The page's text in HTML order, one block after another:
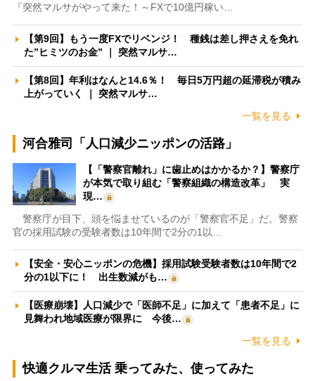
『突然マルサがやって来た！～FXで10億円稼い…
【第9回】もう一度FXでリベンジ！ 種銭は差し押さえを免れ
た”ヒミツのお金” ｜ 突然マルサ…
【第8回】年利はなんと14.6％！ 毎日5万円超の延滞税が積み
上がっていく ｜ 突然マルサ…
一覧を見る
河合雅司「人口減少ニッポンの活路」
【「警察官離れ」に歯止めはかかるか？】警察庁
が本気で取り組む「警察組織の構造改革」 実
現…
警察庁が目下、頭を悩ませているのが「警察官不足」だ。警察
官の採用試験の受験者数は10年間で2分の1以…
【安全・安心ニッポンの危機】採用試験受験者数は10年間で2
分の1以下に！ 出生数減がも…
【医療崩壊】人口減少で「医師不足」に加えて「患者不足」に
見舞われ地域医療が限界に 今後…
一覧を見る
快適クルマ生活 乗ってみた、使ってみた